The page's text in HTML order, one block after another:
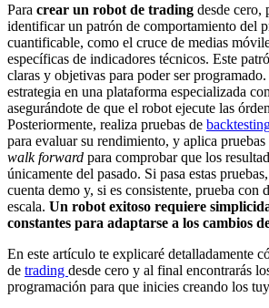
Para crear un robot de trading desde cero,
identificar un patrón de comportamiento del
cuantificable, como el cruce de medias
específicas de indicadores técnicos. Este
claras y objetivas para poder ser
estrategia en una plataforma especializada
asegurándote de que el robot ejecute las
Posteriormente, realiza pruebas de
para evaluar su rendimiento, y aplica
walk forward para comprobar que los
únicamente del pasado. Si pasa estas
cuenta demo y, si es consistente, prueba con
escala. Un robot exitoso requiere
constantes para adaptarse a los cambios
En este artículo te explicaré detalladamente
de trading desde cero y al final encontrarás
programación para que inicies creando los